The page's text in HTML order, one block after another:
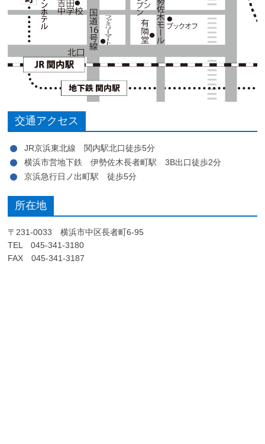
交通アクセス
JR京浜東北線 関内駅北口徒歩5分
横浜市営地下鉄 伊勢佐木長者町駅 3B出口徒歩2分
京浜急行日ノ出町駅 徒歩5分
所在地
〒231-0033 横浜市中区長者町6-95
TEL 045-341-3180
FAX 045-341-3187